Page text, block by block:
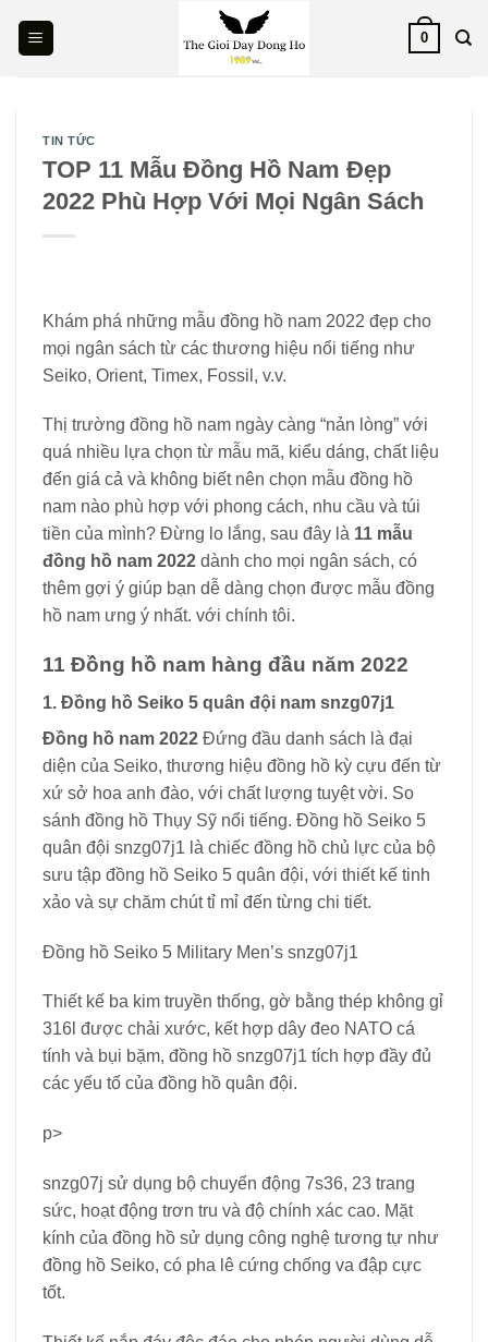
0
TIN TỨC
TOP 11 Mẫu Đồng Hồ Nam Đẹp
2022 Phù Hợp Với Mọi Ngân Sách
Khám phá những mẫu đồng hồ nam 2022 đẹp cho
mọi ngân sách từ các thương hiệu nổi tiếng như
Seiko, Orient, Timex, Fossil, v.v.
Thị trường đồng hồ nam ngày càng “nản lòng” với
quá nhiều lựa chọn từ mẫu mã, kiểu dáng, chất liệu
đến giá cả và không biết nên chọn mẫu đồng hồ
nam nào phù hợp với phong cách, nhu cầu và túi
tiền của mình? Đừng lo lắng, sau đây là 11 mẫu
đồng hồ nam 2022 dành cho mọi ngân sách, có
thêm gợi ý giúp bạn dễ dàng chọn được mẫu đồng
hồ nam ưng ý nhất. với chính tôi.
11 Đồng hồ nam hàng đầu năm 2022
1. Đồng hồ Seiko 5 quân đội nam snzg07j1
Đồng hồ nam 2022 Đứng đầu danh sách là đại
diện của Seiko, thương hiệu đồng hồ kỳ cựu đến từ
xứ sở hoa anh đào, với chất lượng tuyệt vời. So
sánh đồng hồ Thụy Sỹ nổi tiếng. Đồng hồ Seiko 5
quân đội snzg07j1 là chiếc đồng hồ chủ lực của bộ
sưu tập đồng hồ Seiko 5 quân đội, với thiết kế tinh
xảo và sự chăm chút tỉ mỉ đến từng chi tiết.
Đồng hồ Seiko 5 Military Men’s snzg07j1
Thiết kế ba kim truyền thống, gờ bằng thép không gỉ
316l được chải xước, kết hợp dây đeo NATO cá
tính và bụi bặm, đồng hồ snzg07j1 tích hợp đầy đủ
các yếu tố của đồng hồ quân đội.
p>
snzg07j sử dụng bộ chuyển động 7s36, 23 trang
sức, hoạt động trơn tru và độ chính xác cao. Mặt
kính của đồng hồ sử dụng công nghệ tương tự như
đồng hồ Seiko, có pha lê cứng chống va đập cực
tốt.